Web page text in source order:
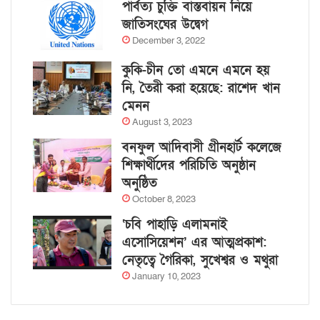
পার্বত্য চুক্তি বাস্তবায়ন নিয়ে
জাতিসংঘের উদ্বেগ
December 3, 2022
কুকি-চীন তো এমনে এমনে হয়
নি, তৈরী করা হয়েছে: রাশেদ খান
মেনন
August 3, 2023
বনফুল আদিবাসী গ্রীনহার্ট কলেজে
শিক্ষার্থীদের পরিচিতি অনুষ্ঠান
অনুষ্ঠিত
October 8, 2023
‘চবি পাহাড়ি এলামনাই
এসোসিয়েশন’ এর আত্মপ্রকাশ:
নেতৃত্বে গৈরিকা, সুখেশ্বর ও মথুরা
January 10, 2023